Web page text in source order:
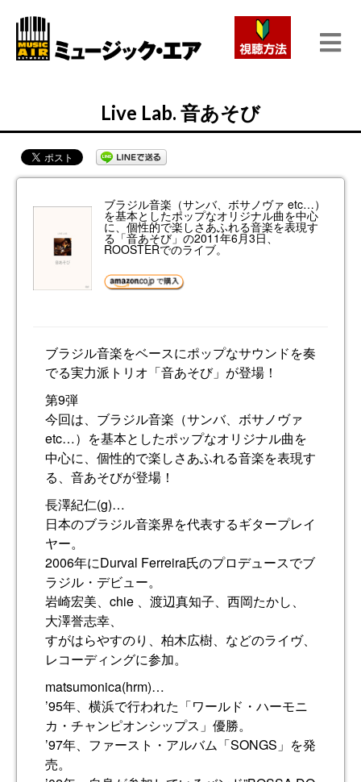
Live Lab. 音あそび
ブラジル音楽（サンバ、ボサノヴァ etc…）
を基本としたポップなオリジナル曲を中心
に、個性的で楽しさあふれる音楽を表現す
る「音あそび」の2011年6月3日、
ROOSTERでのライブ。
ブラジル音楽をベースにポップなサウンドを奏
でる実力派トリオ「音あそび」が登場！
第9弾
今回は、ブラジル音楽（サンバ、ボサノヴァ
etc…）を基本としたポップなオリジナル曲を
中心に、個性的で楽しさあふれる音楽を表現す
る、音あそびが登場！
長澤紀仁(g)…
日本のブラジル音楽界を代表するギタープレイ
ヤー。
2006年にDurval Ferreira氏のプロデュースでブ
ラジル・デビュー。
岩崎宏美、chie 、渡辺真知子、西岡たかし、
大澤誉志幸、
すがはらやすのり、柏木広樹、などのライヴ、
レコーディングに参加。
matsumonica(hrm)…
’95年、横浜で行われた「ワールド・ハーモニ
カ・チャンピオンシップス」優勝。
’97年、ファースト・アルバム「SONGS」を発
売。